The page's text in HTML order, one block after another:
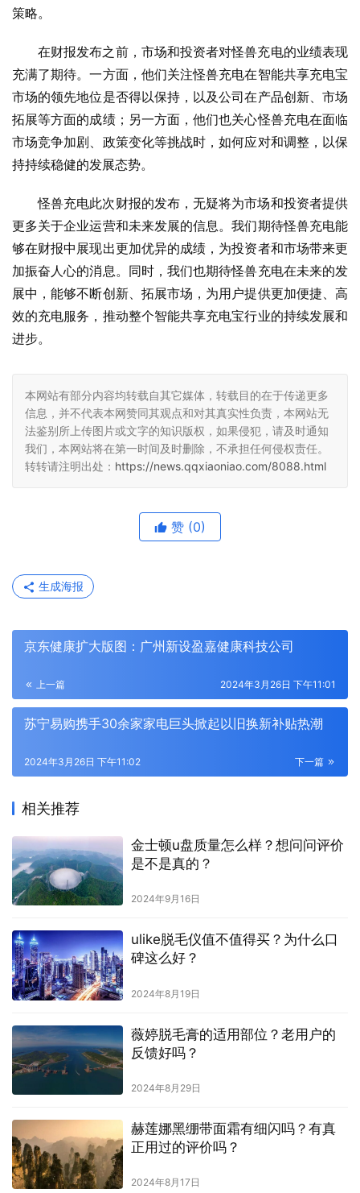
策略。
在财报发布之前，市场和投资者对怪兽充电的业绩表现
充满了期待。一方面，他们关注怪兽充电在智能共享充电宝
市场的领先地位是否得以保持，以及公司在产品创新、市场
拓展等方面的成绩；另一方面，他们也关心怪兽充电在面临
市场竞争加剧、政策变化等挑战时，如何应对和调整，以保
持持续稳健的发展态势。
怪兽充电此次财报的发布，无疑将为市场和投资者提供
更多关于企业运营和未来发展的信息。我们期待怪兽充电能
够在财报中展现出更加优异的成绩，为投资者和市场带来更
加振奋人心的消息。同时，我们也期待怪兽充电在未来的发
展中，能够不断创新、拓展市场，为用户提供更加便捷、高
效的充电服务，推动整个智能共享充电宝行业的持续发展和
进步。
本网站有部分内容均转载自其它媒体，转载目的在于传递更多
信息，并不代表本网赞同其观点和对其真实性负责，本网站无
法鉴别所上传图片或文字的知识版权，如果侵犯，请及时通知
我们，本网站将在第一时间及时删除，不承担任何侵权责任。
转转请注明出处： https://news.qqxiaoniao.com/8088.html
赞 (0)
生成海报
京东健康扩大版图：广州新设盈嘉健康科技公司
上一篇 2024年3月26日 下午11:01
苏宁易购携手30余家家电巨头掀起以旧换新补贴热潮
下一篇
2024年3月26日 下午11:02
相关推荐
金士顿u盘质量怎么样？想问问评价
是不是真的？
2024年9月16日
ulike脱毛仪值不值得买？为什么口
碑这么好？
2024年8月19日
薇婷脱毛膏的适用部位？老用户的
反馈好吗？
2024年8月29日
赫莲娜黑绷带面霜有细闪吗？有真
正用过的评价吗？
2024年8月17日